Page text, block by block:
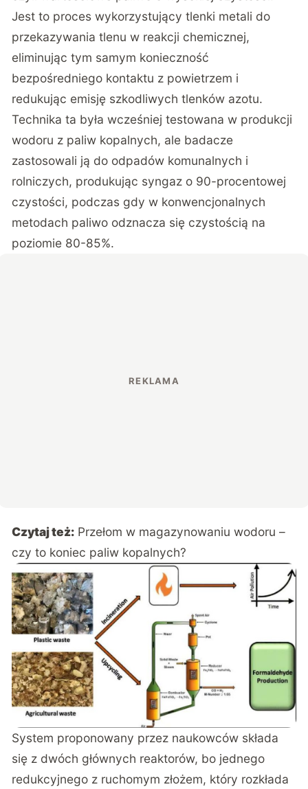
Jest to proces wykorzystujący tlenki metali do
przekazywania tlenu w reakcji chemicznej,
eliminując tym samym konieczność
bezpośredniego kontaktu z powietrzem i
redukując emisję szkodliwych tlenków azotu.
Technika ta była wcześniej testowana w produkcji
wodoru z paliw kopalnych, ale badacze
zastosowali ją do odpadów komunalnych i
rolniczych, produkując syngaz o 90-procentowej
czystości, podczas gdy w konwencjonalnych
metodach paliwo odznacza się czystością na
poziomie 80-85%.
Czytaj też: Przełom w magazynowaniu wodoru –
czy to koniec paliw kopalnych?
System proponowany przez naukowców składa
się z dwóch głównych reaktorów, bo jednego
redukcyjnego z ruchomym złożem, który rozkłada